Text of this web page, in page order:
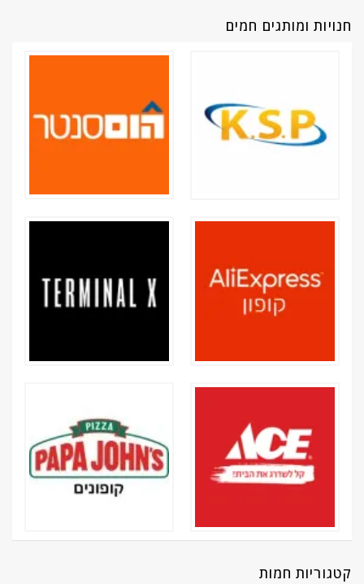
חנויות ומותגים חמים
קטגוריות חמות